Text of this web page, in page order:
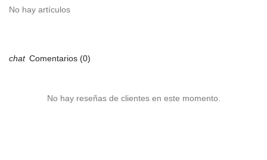
No hay artículos
Comentarios (0)
No hay reseñas de clientes en este momento.